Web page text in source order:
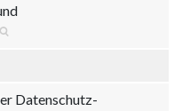
Datenschutz-